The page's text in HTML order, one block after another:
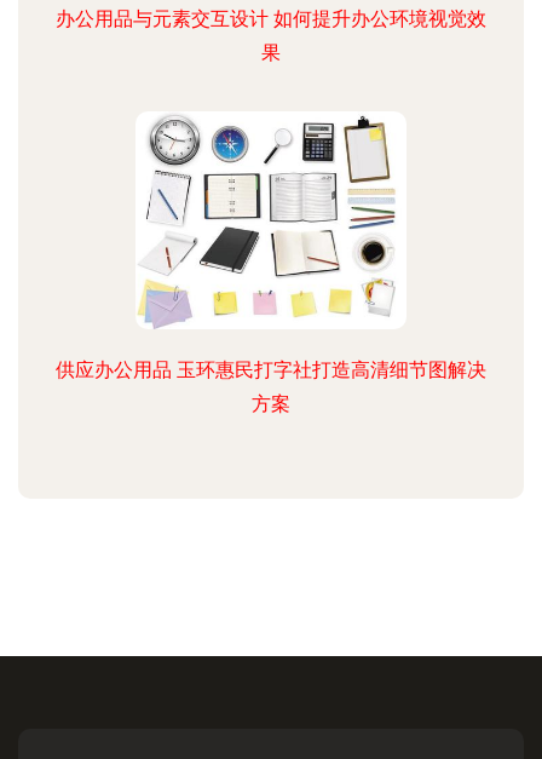
办公用品与元素交互设计 如何提升办公环境视觉效
果
供应办公用品 玉环惠民打字社打造高清细节图解决
方案